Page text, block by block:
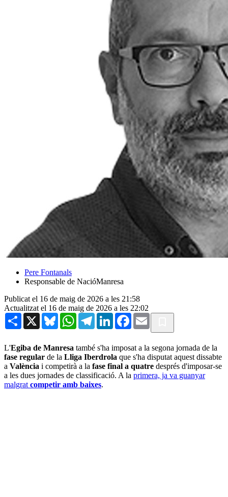
Pere Fontanals
Responsable de NacióManresa
Publicat el 16 de maig de 2026 a les 21:58
Actualitzat el 16 de maig de 2026 a les 22:02
Share X BlueskyWhatsAppTelegramLinkedInFacebook
Email
L'Egiba de Manresa també s'ha imposat a la segona jornada de la
fase regular de la Lliga Iberdrola que s'ha disputat aquest dissabte
a València i competirà a la fase final a quatre després d'imposar-se
a les dues jornades de classificació. A la primera, ja va guanyar
malgrat competir amb baixes.